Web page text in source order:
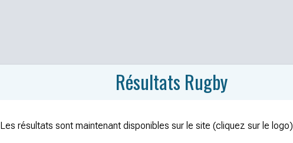
Résultats Rugby
Les résultats sont maintenant disponibles sur le site (cliquez sur le logo)